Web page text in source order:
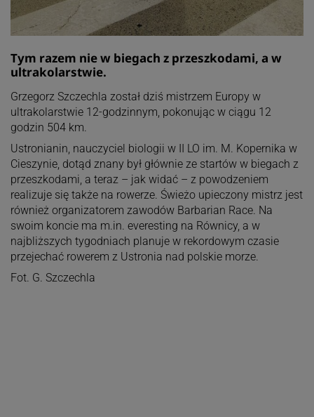
Tym razem nie w biegach z przeszkodami, a w
ultrakolarstwie.
Grzegorz Szczechla został dziś mistrzem Europy w
ultrakolarstwie 12-godzinnym, pokonując w ciągu 12
godzin 504 km.
Ustronianin, nauczyciel biologii w II LO im. M. Kopernika w
Cieszynie, dotąd znany był głównie ze startów w biegach z
przeszkodami, a teraz – jak widać – z powodzeniem
realizuje się także na rowerze. Świeżo upieczony mistrz jest
również organizatorem zawodów Barbarian Race. Na
swoim koncie ma m.in. everesting na Równicy, a w
najbliższych tygodniach planuje w rekordowym czasie
przejechać rowerem z Ustronia nad polskie morze.
Fot. G. Szczechla